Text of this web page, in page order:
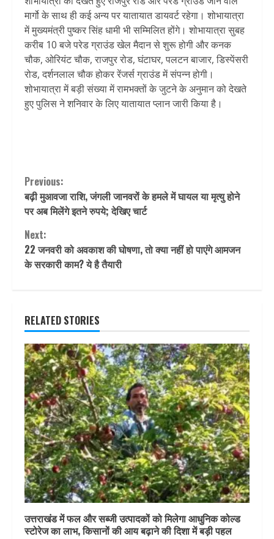
मार्गो के साथ ही कई अन्य पर यातायात डायवर्ट रहेगा। शोभायात्रा
में मुख्यमंत्री पुष्कर सिंह धामी भी सम्मिलित होंगे। शोभायात्रा सुबह
करीब 10 बजे परेड ग्राउंड खेल मैदान से शुरू होगी और कनक
चौक, ओरियंट चौक, राजपुर रोड, घंटाघर, पलटन बाजार, डिस्पेंसरी
रोड, दर्शनलाल चौक होकर रेंजर्स ग्राउंड में संपन्न होगी।
शोभायात्रा में बड़ी संख्या में रामभक्तों के जुटने के अनुमान को देखते
हुए पुलिस ने शनिवार के लिए यातायात प्लान जारी किया है।
Continue
Reading
Previous:
बढ़ी मुआवजा राशि, जंगली जानवरों के हमले में घायल या मृत्यु होने
पर अब मिलेंगे इतने रुपये; देखिए चार्ट
Next:
22 जनवरी को अवकाश की घोषणा, तो क्या नहीं हो पाएंगे आमजन
के सरकारी काम? ये है तैयारी
RELATED STORIES
उत्तराखंड में फल और सब्जी उत्पादकों को मिलेगा आधुनिक कोल्ड
स्टोरेज का लाभ, किसानों की आय बढ़ाने की दिशा में बड़ी पहल